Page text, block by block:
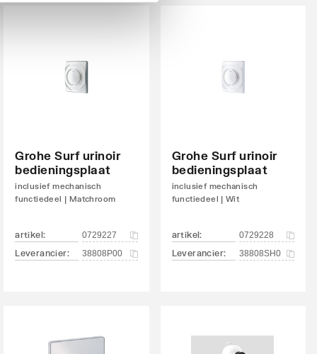
Grohe Surf urinoir
bedieningsplaat
inclusief mechanisch
functiedeel | Matchroom
artikel: 0729227
Leverancier: 38808P00
Grohe Surf urinoir
bedieningsplaat
inclusief mechanisch
functiedeel | Wit
artikel: 0729228
Leverancier: 38808SH0